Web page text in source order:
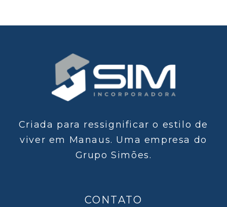
Criada para ressignificar o estilo de
viver em Manaus. Uma empresa do
Grupo Simões.
CONTATO